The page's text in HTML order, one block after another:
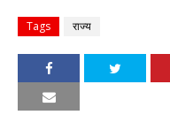
Tags राज्य